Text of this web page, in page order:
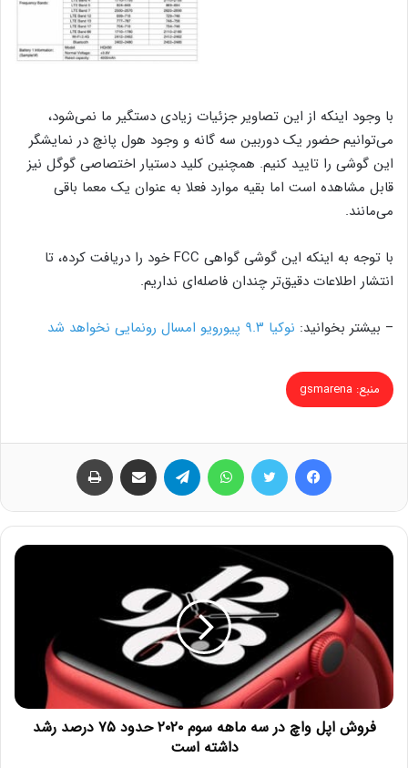
با وجود اینکه از این تصاویر جزئیات زیادی دستگیر ما نمی‌شود،
می‌توانیم حضور یک دوربین سه گانه و وجود هول پانچ در نمایشگر
این گوشی را تایید کنیم. همچنین کلید دستیار اختصاصی گوگل نیز
قابل مشاهده است اما بقیه موارد فعلا به عنوان یک معما باقی
می‌مانند.
با توجه به اینکه این گوشی گواهی FCC خود را دریافت کرده، تا
انتشار اطلاعات دقیق‌تر چندان فاصله‌ای نداریم.
– بیشتر بخوانید: نوکیا ۹.۳ پیورویو امسال رونمایی نخواهد شد
منبع: gsmarena
فروش اپل واچ در سه ماهه سوم ۲۰۲۰ حدود ۷۵ درصد رشد
داشته است